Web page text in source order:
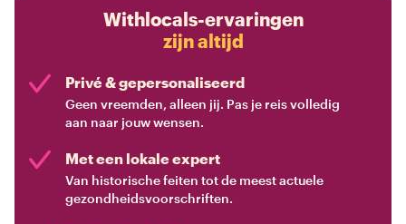
Withlocals-ervaringen
zijn altijd
Privé & gepersonaliseerd
Geen vreemden, alleen jij. Pas je reis volledig
aan naar jouw wensen.
Met een lokale expert
Van historische feiten tot de meest actuele
gezondheidsvoorschriften.